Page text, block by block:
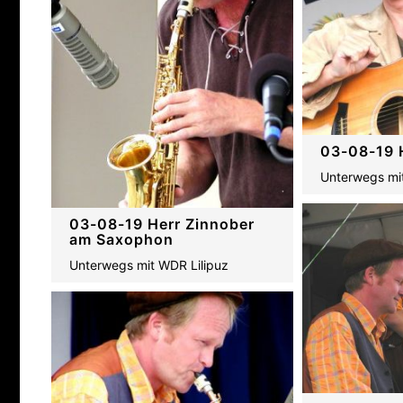
03-08-19 Herr Zinnober
am Saxophon
Unterwegs mit WDR Lilipuz
03-08-19
Unterwegs